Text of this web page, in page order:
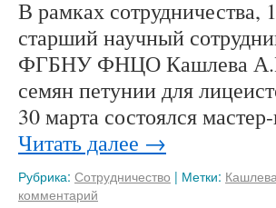
В рамках сотрудничества,
старший научный
ФГБНУ ФНЦО Кашлева А.И.
семян петунии для
30 марта состоялся
Читать далее →
Рубрика: Сотрудничество | Метки:
комментарий